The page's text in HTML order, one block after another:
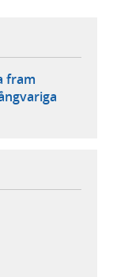
fram
webbplats,